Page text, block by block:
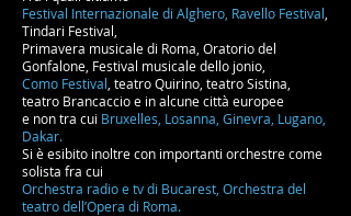
Festival Internazionale di Alghero, Ravello Festival
Tindari Festival,
Primavera musicale di Roma, Oratorio del
Gonfalone, Festival musicale dello jonio,
Como Festival , teatro Quirino, teatro Sistina,
teatro Brancaccio e in alcune città europee
e non tra cui Bruxelles, Losanna, Ginevra, Lugano,
Dakar.
Si è esibito inoltre con importanti orchestre come
solista fra cui
Orchestra radio e tv di Bucarest, Orchestra del
teatro dell’Opera di Roma.